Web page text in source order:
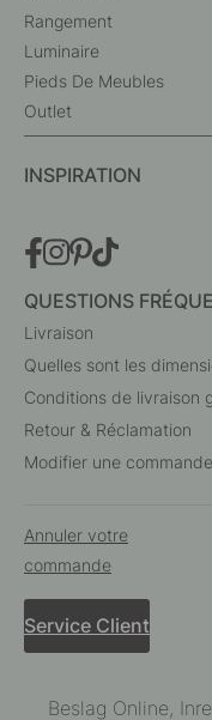
Rangement
Luminaire
Pieds De Meubles
Outlet
INSPIRATION
QUESTIONS
Livraison
Quelles sont les
Conditions de livraison
Retour & Réclamation
Modifier une
Annuler votre
commande
Service Client
Beslag Online,